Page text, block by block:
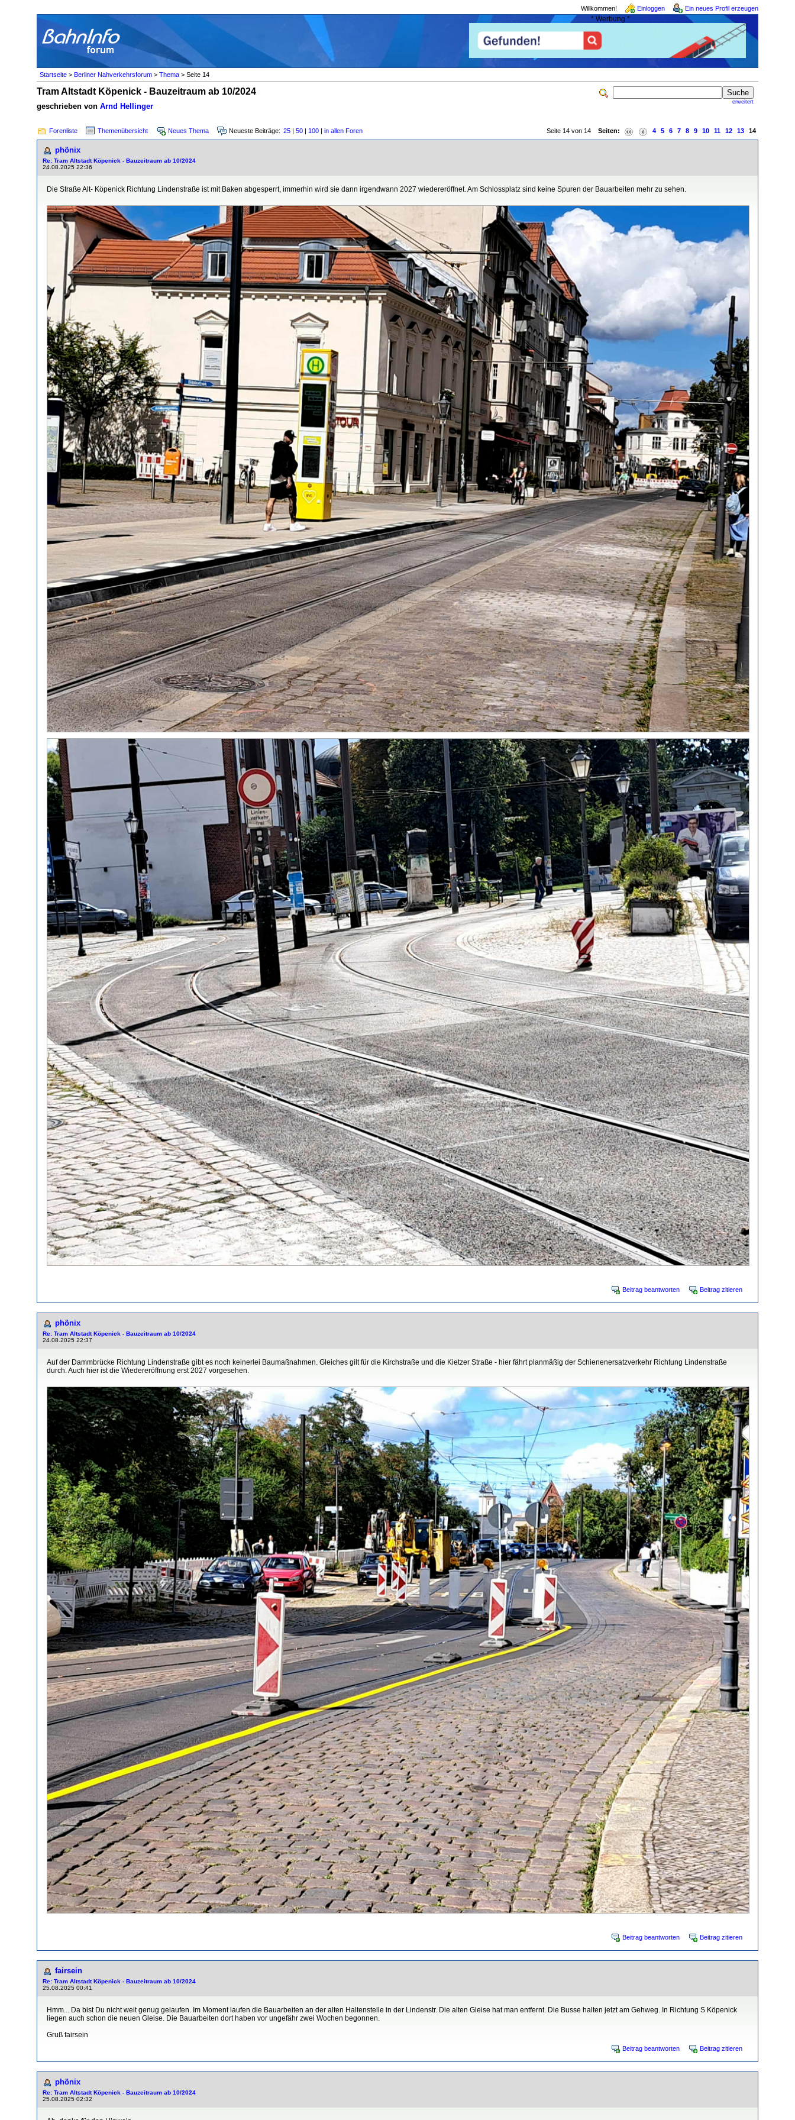
Willkommen! Einloggen Ein neues Profil erzeugen
* Werbung *
Startseite > Berliner Nahverkehrsforum > Thema > Seite 14
erweitert
Tram Altstadt Köpenick - Bauzeitraum ab 10/2024
geschrieben von Arnd Hellinger
Forenliste Themenübersicht Neues Thema Neueste Beiträge: 25 | 50 | 100 | in allen Foren Seite 14 von 14 Seiten: 4 5 6 7 8 9 10 11 12 13 14
phönix
Re: Tram Altstadt Köpenick - Bauzeitraum ab 10/2024
24.08.2025 22:36
Die Straße Alt- Köpenick Richtung Lindenstraße ist mit Baken abgesperrt, immerhin wird sie dann irgendwann 2027 wiedereröffnet. Am Schlossplatz sind keine Spuren der Bauarbeiten mehr zu sehen.
Beitrag beantworten Beitrag zitieren
phönix
Re: Tram Altstadt Köpenick - Bauzeitraum ab 10/2024
24.08.2025 22:37
Auf der Dammbrücke Richtung Lindenstraße gibt es noch keinerlei Baumaßnahmen. Gleiches gilt für die Kirchstraße und die Kietzer Straße - hier fährt planmäßig der Schienenersatzverkehr Richtung Lindenstraße
durch. Auch hier ist die Wiedereröffnung erst 2027 vorgesehen.
Beitrag beantworten Beitrag zitieren
fairsein
Re: Tram Altstadt Köpenick - Bauzeitraum ab 10/2024
25.08.2025 00:41
Hmm... Da bist Du nicht weit genug gelaufen. Im Moment laufen die Bauarbeiten an der alten Haltenstelle in der Lindenstr. Die alten Gleise hat man entfernt. Die Busse halten jetzt am Gehweg. In Richtung S Köpenick
liegen auch schon die neuen Gleise. Die Bauarbeiten dort haben vor ungefähr zwei Wochen begonnen.
Gruß fairsein
Beitrag beantworten Beitrag zitieren
phönix
Re: Tram Altstadt Köpenick - Bauzeitraum ab 10/2024
25.08.2025 02:32